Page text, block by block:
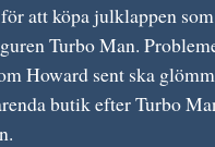
att köpa julklappen
Turbo Man.
Howard sent ska
butik efter Turbo